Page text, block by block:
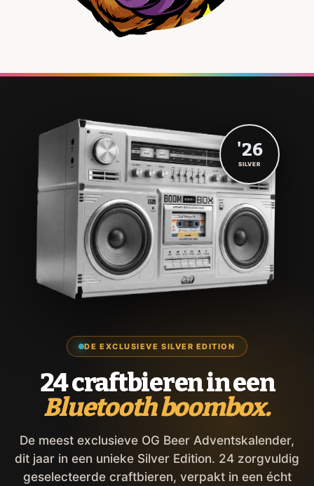
DE EXCLUSIEVE SILVER EDITION
24 craftbieren in een
Bluetooth boombox.
De meest exclusieve OG Beer Adventskalender,
dit jaar in een unieke Silver Edition. 24 zorgvuldig
geselecteerde craftbieren, verpakt in een écht
'26
SILVER